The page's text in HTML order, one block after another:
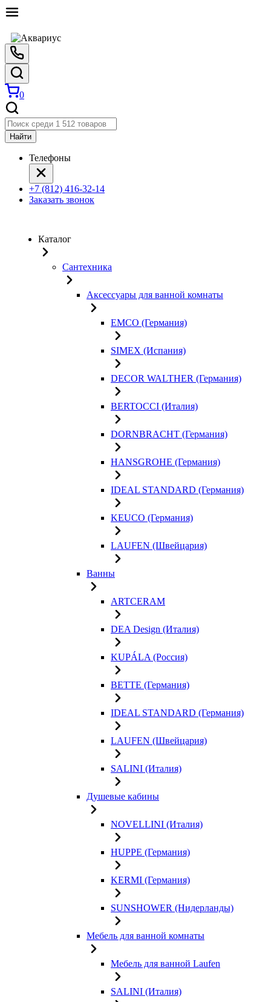
0
Найти
Телефоны
+7 (812) 416-32-14
Заказать звонок
Каталог
Сантехника
Аксессуары для ванной комнаты
EMCO (Германия)
SIMEX (Испания)
DECOR WALTHER (Германия)
BERTOCCI (Италия)
DORNBRACHT (Германия)
HANSGROHE (Германия)
IDEAL STANDARD (Германия)
KEUCO (Германия)
LAUFEN (Швейцария)
Ванны
ARTCERAM
DEA Design (Италия)
KUPÁLA (Россия)
BETTE (Германия)
IDEAL STANDARD (Германия)
LAUFEN (Швейцария)
SALINI (Италия)
Душевые кабины
NOVELLINI (Италия)
HUPPE (Германия)
KERMI (Германия)
SUNSHOWER (Нидерланды)
Мебель для ванной комнаты
Мебель для ванной Laufen
SALINI (Италия)